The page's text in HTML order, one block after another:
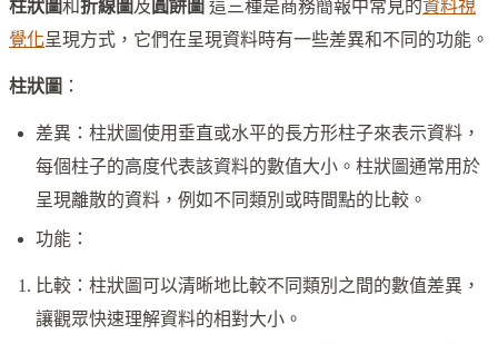
柱狀圖和折線圖 及 圓餅圖 這三種是商務簡報中常見的資料視
覺化呈現方式，它們在呈現資料時有一些差異和不同的功能。
柱狀圖 ：
差異：柱狀圖使用垂直或水平的長方形柱子來表示資料，
每個柱子的高度代表該資料的數值大小。柱狀圖通常用於
呈現離散的資料，例如不同類別或時間點的比較。
功能：
比較：柱狀圖可以清晰地比較不同類別之間的數值差異，
讓觀眾快速理解資料的相對大小。